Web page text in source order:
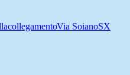
collegamentoVia SoianoSX